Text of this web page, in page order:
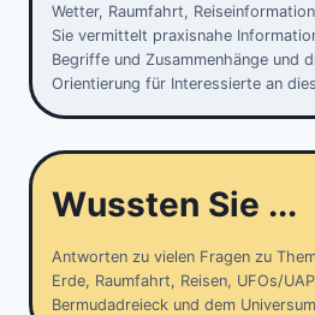
Wetter, Raumfahrt,
Sie vermittelt praxisnahe
Begriffe und Zusammenhänge und
Orientierung für Interessierte an
Wussten Sie ...
Antworten zu vielen Fragen zu
Erde, Raumfahrt, Reisen, UFOs/
Bermudadreieck und dem